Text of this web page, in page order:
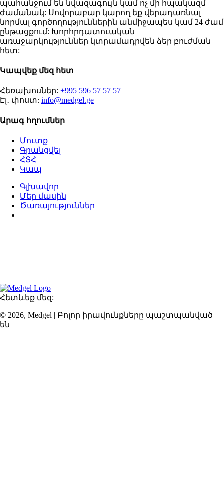
պահանջում են նվազագույն կամ ոչ մի հպակազմ
ժամանակ: Սովորաբար կարող եք վերադառնալ
նորմալ գործողություններին անմիջապես կամ 24 ժամ
ընթացքում: Խորհրդատուական
առաջարկություններ կտրամադրվեն ձեր բուժման
հետ:
Կապվեք մեզ հետ
Հեռախոսներ: +995 596 57 57 57
Էլ․ փոստ: info@medgel.ge
Արագ հղումներ
Մուտք
Գրանցվել
ՀՏՀ
Կապ
Գլխավոր
Մեր մասին
Ծառայություններ
Հետևեք մեզ:
© 2026, Medgel | Բոլոր իրավունքները պաշտպանված
են